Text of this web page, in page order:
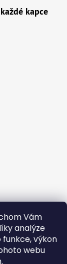
Vám
analýze
funkce, výkon
webu
kapce